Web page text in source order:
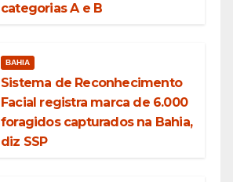
categorias A e B
BAHIA
Sistema de Reconhecimento
Facial registra marca de 6.000
foragidos capturados na Bahia,
diz SSP